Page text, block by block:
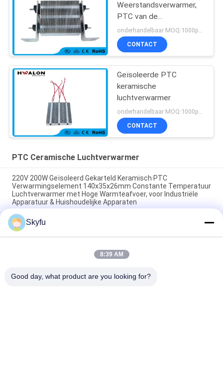
Weerstandsverwarmer,
PTC van de
Autoairconditioning
Straalkachel
CONTACT
Geïsoleerde PTC
keramische
luchtverwarmer
CONTACT
PTC Ceramische Luchtverwarmer
220V 200W Geïsoleerd Gekarteld Keramisch PTC
Verwarmingselement 140x35x26mm Constante Temperatuur
Luchtverwarmer met Hoge Warmteafvoer, voor Industriële
Apparatuur & Huishoudelijke Apparaten
Ruimte Energiebesparing PTC Auto ventilator
Luchtverwarmer constante temperatuur Verwarming
Luchtverwarming Element Veilig thuis
48V 200w 75x76x26mm ptc keramische luchtventilator
Skyfu
8:39 AM
Good day, what product are you looking for?